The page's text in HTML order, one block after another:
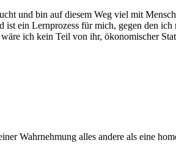
und bin auf diesem Weg viel mit
ein Lernprozess für mich, gegen den
ich kein Teil von ihr, ökonomischer
Wahrnehmung alles andere als eine